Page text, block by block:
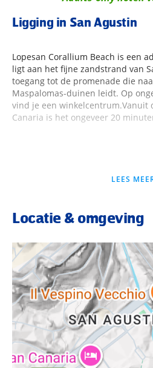
Ligging in San Agustin
Lopesan Corallium Beach is een
ligt aan het fijne zandstrand van
toegang tot de promenade die
Maspalomas-duinen leidt. Op
vind je een winkelcentrum.Vanuit
Canaria is het ongeveer 20
verdiepingen. Er zijn enkele liften
lobby met zithoeken, een 24-
kapper, een buffetrestaurant,
terras en uitzicht op het
(snacks)bars bij het zwembad.
vakantie met een fijne massage
fitnessruimte of neem deel aan
de subtropische tuin bevinden
verwarmd) en 2 hot-tubs. Er is
gebruiken ligstoelen en parasols.
verkrijgbaar tegen een borg. En
een zonneterras.
LEES
Locatie & omgeving